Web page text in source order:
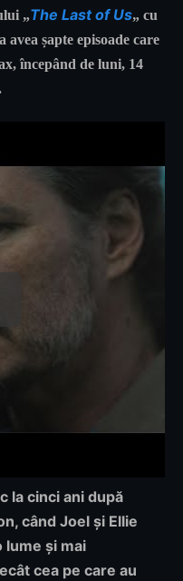
„The Last of Us„ cu
avea șapte episoade care
începând de luni, 14
la cinci ani după
când Joel și Ellie
și mai
cea pe care au